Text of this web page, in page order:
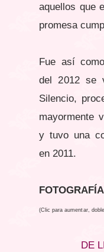
aquellos que
promesa
Fue así
del 2012 se
Silencio,
mayormente
y tuvo una
en 2011.
(Clic para aumentar,
DE